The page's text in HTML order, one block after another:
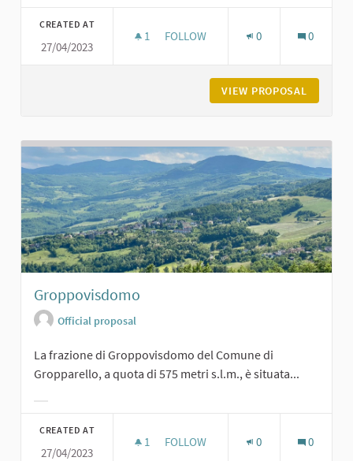
CREATED AT
27/04/2023
1 1 FOLLOWER
FOLLOW 0 0
VIEW PROPOSAL
Groppovisdomo
Official proposal
La frazione di Groppovisdomo del Comune di
Gropparello, a quota di 575 metri s.l.m., è situata...
CREATED AT
27/04/2023
1 1 FOLLOWER
FOLLOW 0 0